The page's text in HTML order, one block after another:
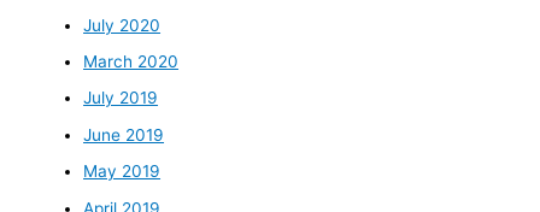
July 2020
March 2020
July 2019
June 2019
May 2019
April 2019